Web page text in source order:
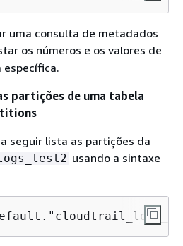
uma consulta de metadados
os números e os valores de
partições de uma tabela
seguir lista as partições da
usando a sintaxe